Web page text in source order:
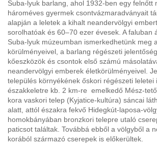
Suba-lyuk barlang, ahol 1932-ben egy felnőtt
hároméves gyermek csontvázmaradványait
alapján a leletek a kihalt neandervölgyi
sorolhatóak és 60–70 ezer évesek. A faluban
Suba-lyuk múzeumban ismerkedhetünk meg
körülményeivel, a barlang régészeti
kőeszközök és csontok első számú
neandervölgyi emberek életkörülményeivel.
település környékének őskori régészeti
északkeletre kb. 2 km-re emelkedő Mész-
kora vaskori telep (Kyjatice-kultúra) sáncai
alatt, attól északra fekvő Hidegkút-laposa-
homokbányában bronzkori telepre utaló
paticsot találtak. Továbbá ebből a völgyből a
korából származó cserepek is előkerültek.